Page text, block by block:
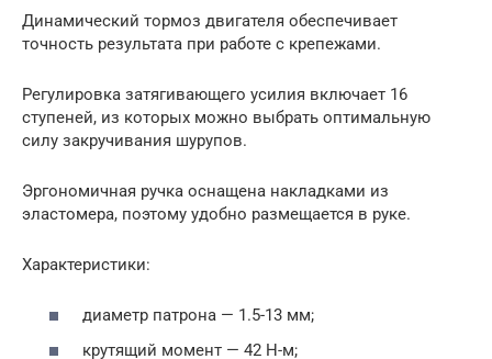
Динамический тормоз двигателя обеспечивает
точность результата при работе с крепежами.
Регулировка затягивающего усилия включает 16
ступеней, из которых можно выбрать оптимальную
силу закручивания шурупов.
Эргономичная ручка оснащена накладками из
эластомера, поэтому удобно размещается в руке.
Характеристики:
диаметр патрона — 1.5-13 мм;
крутящий момент — 42 Н-м;